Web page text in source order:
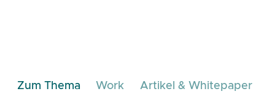
Zum Thema Work Artikel & Whitepaper